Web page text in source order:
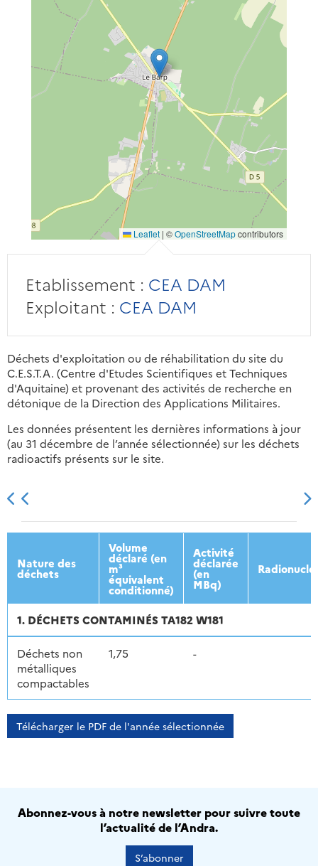
Leaflet | ©OpenStreetMapcontributors
Etablissement : CEA DAM
Exploitant : CEA DAM
Déchets d'exploitation ou de réhabilitation du site du
C.E.S.T.A. (Centre d'Etudes Scientifiques et Techniques
d'Aquitaine) et provenant des activités de recherche en
détonique de la Direction des Applications Militaires.
Les données présentent les dernières informations à jour
(au 31 décembre de l’année sélectionnée) sur les déchets
radioactifs présents sur le site.
2013 2014 2015 2016
Nature des
déchets
Volume
déclaré (en
m³
équivalent
conditionné)
Activité
déclarée
(en
MBq)
1. DÉCHETS CONTAMINÉS TA182 W181
Déchets non
métalliques
compactables
1,75 -
Télécharger le PDF de l'année sélectionnée
Abonnez-vous à notre newsletter pour suivre toute
l’actualité de l’Andra.
S’abonner